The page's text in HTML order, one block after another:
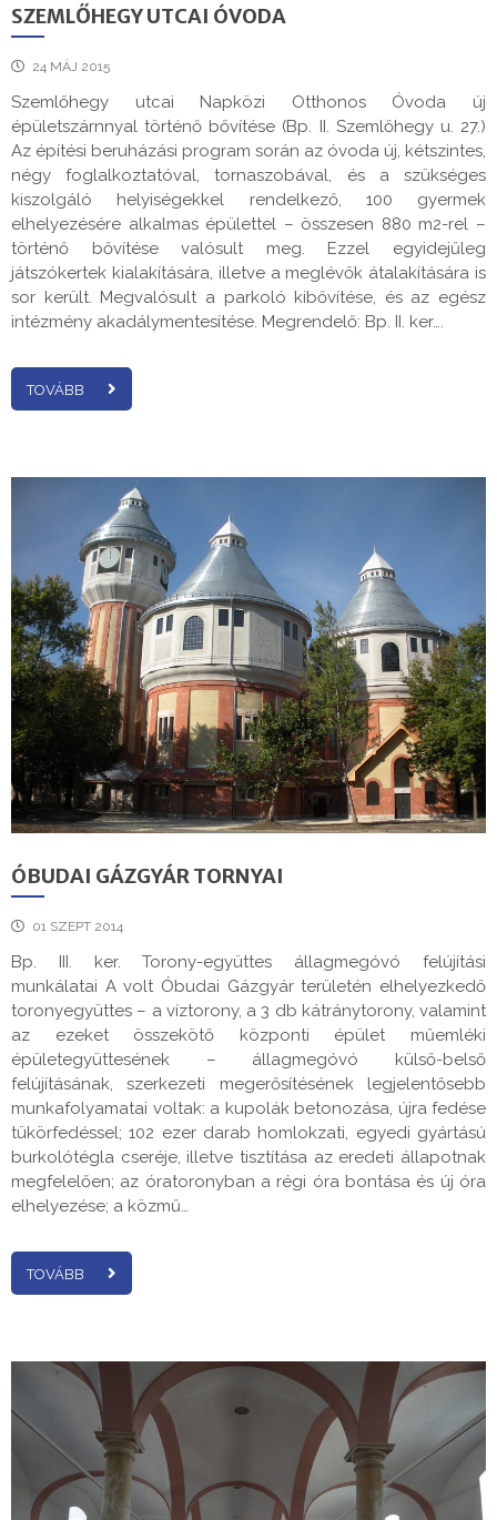
SZEMLŐHEGY UTCAI ÓVODA
24 MÁJ 2015
Szemlőhegy utcai Napközi Otthonos Óvoda új
épületszárnnyal történő bővítése (Bp. II. Szemlőhegy u. 27.)
Az építési beruházási program során az óvoda új, kétszintes,
négy foglalkoztatóval, tornaszobával, és a szükséges
kiszolgáló helyiségekkel rendelkező, 100 gyermek
elhelyezésére alkalmas épülettel – összesen 880 m2-rel –
történő bővítése valósult meg. Ezzel egyidejűleg
játszókertek kialakítására, illetve a meglévők átalakítására is
sor került. Megvalósult a parkoló kibővítése, és az egész
intézmény akadálymentesítése. Megrendelő: Bp. II. ker….
TOVÁBB
ÓBUDAI GÁZGYÁR TORNYAI
01 SZEPT 2014
Bp. III. ker. Torony-együttes állagmegóvó felújítási
munkálatai A volt Óbudai Gázgyár területén elhelyezkedő
toronyegyüttes – a víztorony, a 3 db kátránytorony, valamint
az ezeket összekötő központi épület műemléki
épületegyüttesének – állagmegóvó külső-belső
felújításának, szerkezeti megerősítésének legjelentősebb
munkafolyamatai voltak: a kupolák betonozása, újra fedése
tükörfedéssel; 102 ezer darab homlokzati, egyedi gyártású
burkolótégla cseréje, illetve tisztítása az eredeti állapotnak
megfelelően; az óratoronyban a régi óra bontása és új óra
elhelyezése; a közmű…
TOVÁBB